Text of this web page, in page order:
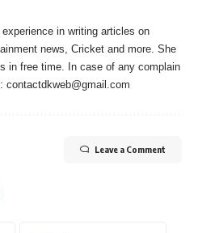
in writing articles on
news, Cricket and more. She
in free time. In case of any complain
contactdkweb@gmail.com
Leave a Comment